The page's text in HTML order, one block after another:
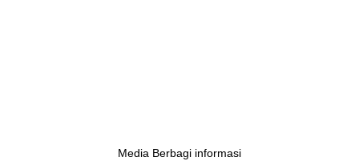
Media Berbagi informasi